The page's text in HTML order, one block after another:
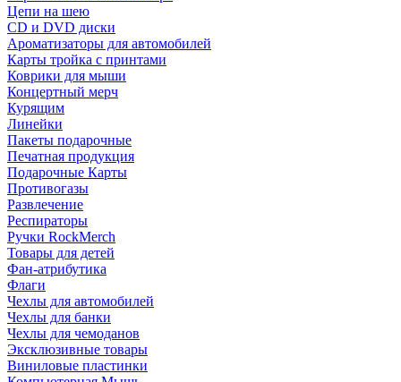
Цепи на шею
CD и DVD диски
Ароматизаторы для автомобилей
Карты тройка с принтами
Коврики для мыши
Концертный мерч
Курящим
Линейки
Пакеты подарочные
Печатная продукция
Подарочные Карты
Противогазы
Развлечение
Респираторы
Ручки RockMerch
Товары для детей
Фан-атрибутика
Флаги
Чехлы для автомобилей
Чехлы для банки
Чехлы для чемоданов
Эксклюзивные товары
Виниловые пластинки